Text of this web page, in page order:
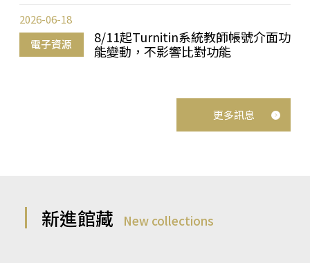
電子資源
8/11起Turnitin系統教師帳號介面功
能變動，不影響比對功能
2026-06-18
更多訊息
新進館藏 New collections